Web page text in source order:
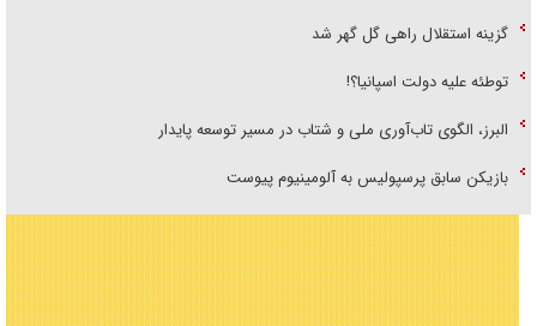
گزینه استقلال راهی گل گهر شد
توطئه علیه دولت اسپانیا؟!
البرز، الگوی تاب‌آوری ملی و شتاب در مسیر توسعه پایدار
بازیکن سابق پرسپولیس به آلومینیوم پیوست